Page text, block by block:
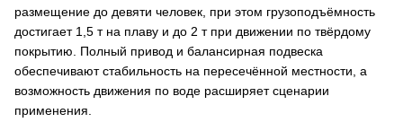
размещение до девяти человек, при этом грузоподъёмность
достигает 1,5 т на плаву и до 2 т при движении по твёрдому
покрытию. Полный привод и балансирная подвеска
обеспечивают стабильность на пересечённой местности, а
возможность движения по воде расширяет сценарии
применения.